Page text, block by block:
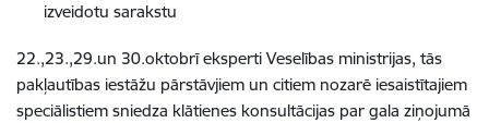
izveidotu sarakstu
22.,23.,29.un 30.oktobrī eksperti Veselības ministrijas, tās
pakļautības iestāžu pārstāvjiem un citiem nozarē iesaistītajiem
speciālistiem sniedza klātienes konsultācijas par gala ziņojumā